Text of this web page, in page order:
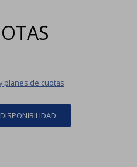
planes de cuotas